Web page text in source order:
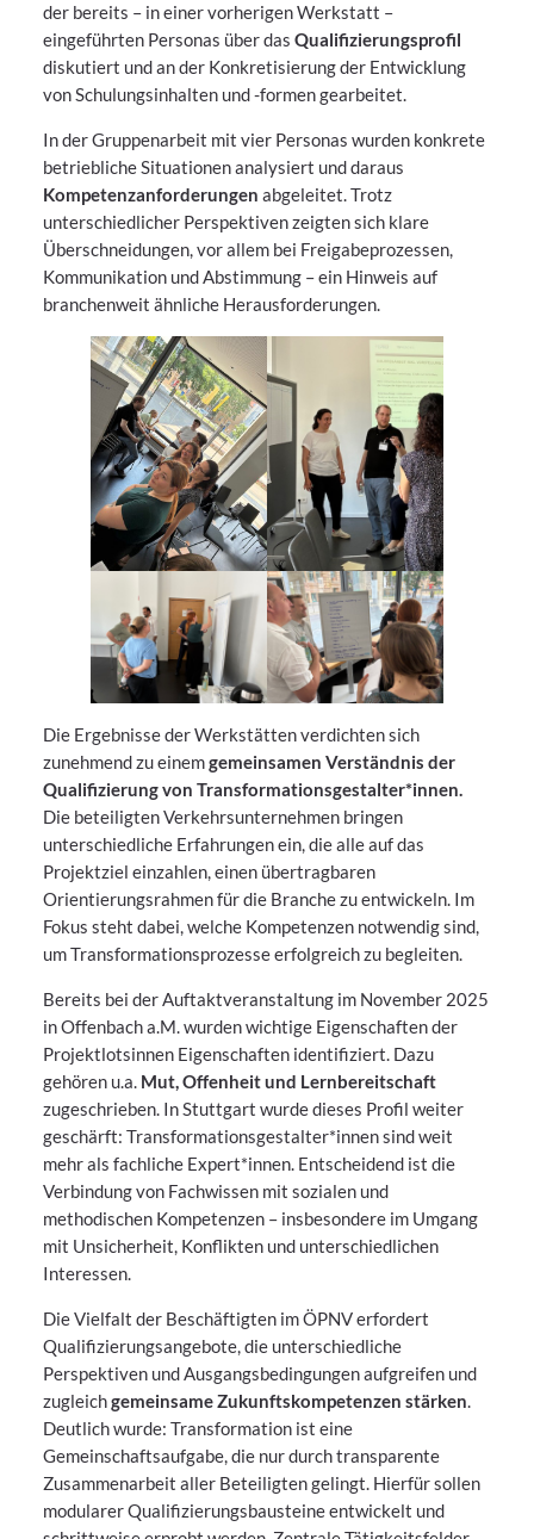
der bereits – in einer vorherigen Werkstatt –
eingeführten Personas über das Qualifizierungsprofil
diskutiert und an der Konkretisierung der Entwicklung
von Schulungsinhalten und -formen gearbeitet.
In der Gruppenarbeit mit vier Personas wurden konkrete
betriebliche Situationen analysiert und daraus
Kompetenzanforderungen abgeleitet. Trotz
unterschiedlicher Perspektiven zeigten sich klare
Überschneidungen, vor allem bei Freigabeprozessen,
Kommunikation und Abstimmung – ein Hinweis auf
branchenweit ähnliche Herausforderungen.
Die Ergebnisse der Werkstätten verdichten sich
zunehmend zu einemgemeinsamen Verständnis der
Qualifizierung von Transformationsgestalter*innen.
Die beteiligten Verkehrsunternehmen bringen
unterschiedliche Erfahrungen ein, die alle auf das
Projektziel einzahlen, einen übertragbaren
Orientierungsrahmen für die Branche zu entwickeln. Im
Fokus steht dabei, welche Kompetenzen notwendig sind,
um Transformationsprozesse erfolgreich zu begleiten.
Bereits bei der Auftaktveranstaltung im November 2025
in Offenbach a.M. wurden wichtige Eigenschaften der
Projektlotsinnen Eigenschaften identifiziert. Dazu
gehören u.a. Mut, Offenheit und Lernbereitschaft
zugeschrieben. In Stuttgart wurde dieses Profil weiter
geschärft: Transformationsgestalter*innen sind weit
mehr als fachliche Expert*innen. Entscheidend ist die
Verbindung von Fachwissen mit sozialen und
methodischen Kompetenzen – insbesondere im Umgang
mit Unsicherheit, Konflikten und unterschiedlichen
Interessen.
Die Vielfalt der Beschäftigten im ÖPNV erfordert
Qualifizierungsangebote, die unterschiedliche
Perspektiven und Ausgangsbedingungen aufgreifen und
zugleichgemeinsame Zukunftskompetenzen stärken.
Deutlich wurde: Transformation ist eine
Gemeinschaftsaufgabe, die nur durch transparente
Zusammenarbeit aller Beteiligten gelingt. Hierfür sollen
modularer Qualifizierungsbausteine entwickelt und